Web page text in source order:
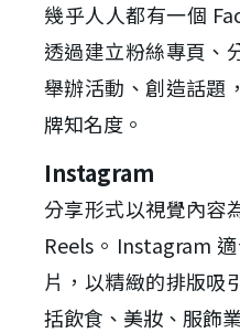
幾乎人人都有一個
透過建立粉絲專頁、
舉辦活動、創造話題
牌知名度。
Instagram
分享形式以視覺內容
Reels。Instagram
片，以精緻的排版吸
括飲食、美妝、服飾